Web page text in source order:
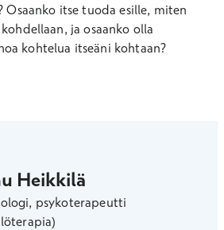
Osaanko itse tuoda esille, miten
ja osaanko olla
kohtelua itseäni kohtaan?
Heikkilä
psykoterapeutti